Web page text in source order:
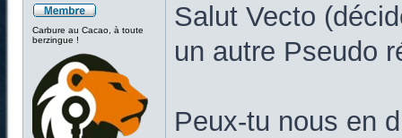
Carbure au Cacao, à toute
berzingue !
Salut Vecto
un autre Pseudo
Peux-tu nous en